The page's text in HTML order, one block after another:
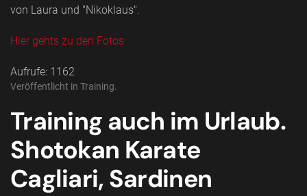
von Laura und "Nikoklaus".
Hier gehts zu den Fotos
Aufrufe: 1162
Veröffentlicht in Training.
Training auch im Urlaub.
Shotokan Karate
Cagliari, Sardinen